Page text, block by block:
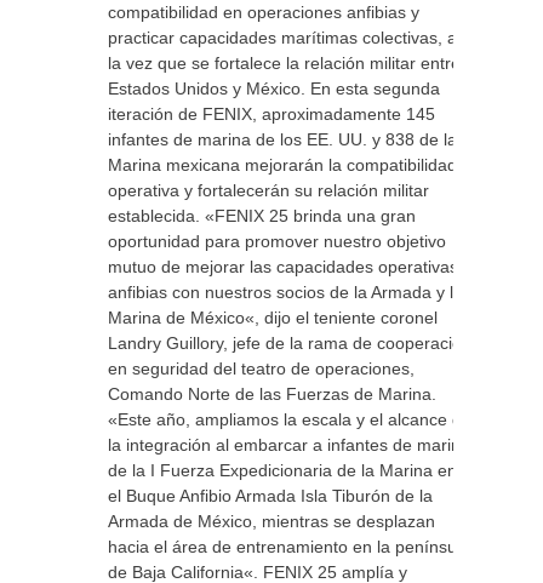
compatibilidad en operaciones anfibias y
practicar capacidades marítimas colectivas, a
la vez que se fortalece la relación militar entre
Estados Unidos y México. En esta segunda
iteración de FENIX, aproximadamente 145
infantes de marina de los EE. UU. y 838 de la
Marina mexicana mejorarán la compatibilidad
operativa y fortalecerán su relación militar
establecida. «FENIX 25 brinda una gran
oportunidad para promover nuestro objetivo
mutuo de mejorar las capacidades operativas
anfibias con nuestros socios de la Armada y la
Marina de México«, dijo el teniente coronel
Landry Guillory, jefe de la rama de cooperación
en seguridad del teatro de operaciones,
Comando Norte de las Fuerzas de Marina.
«Este año, ampliamos la escala y el alcance de
la integración al embarcar a infantes de marina
de la I Fuerza Expedicionaria de la Marina en
el Buque Anfibio Armada Isla Tiburón de la
Armada de México, mientras se desplazan
hacia el área de entrenamiento en la península
de Baja California«. FENIX 25 amplía y